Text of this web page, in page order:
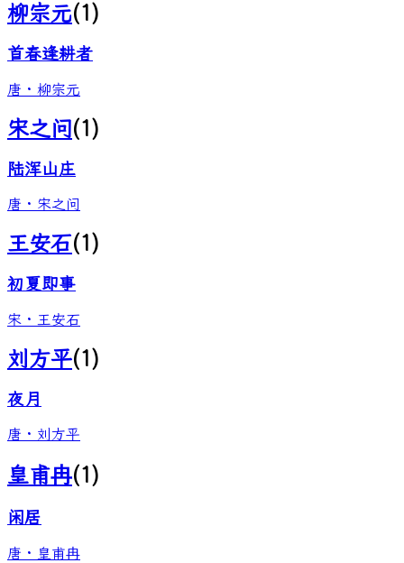
柳宗元(1)
首春逢耕者
唐 · 柳宗元
宋之问(1)
陆浑山庄
唐 · 宋之问
王安石(1)
初夏即事
宋 · 王安石
刘方平(1)
夜月
唐 · 刘方平
皇甫冉(1)
闲居
唐 · 皇甫冉